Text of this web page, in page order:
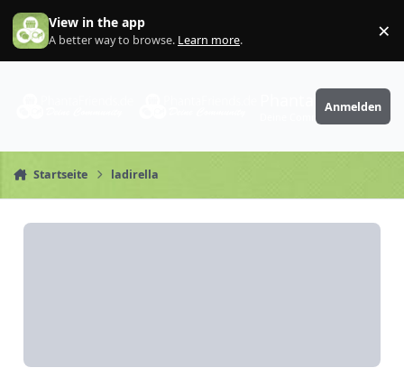
Zum Inhalt springen
View in the app
A better way to browse. Learn more. ×
PhantaFriends.de
Anmelden
Startseite ladirella